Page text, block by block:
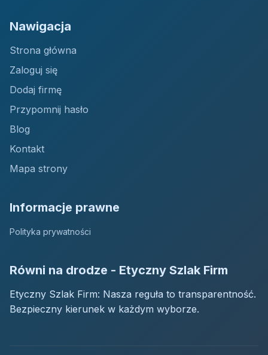
Nawigacja
Strona główna
Zaloguj się
Dodaj firmę
Przypomnij hasło
Blog
Kontakt
Mapa strony
Informacje prawne
Polityka prywatności
Równi na drodze - Etyczny Szlak Firm
Etyczny Szlak Firm: Nasza reguła to transparentność.
Bezpieczny kierunek w każdym wyborze.